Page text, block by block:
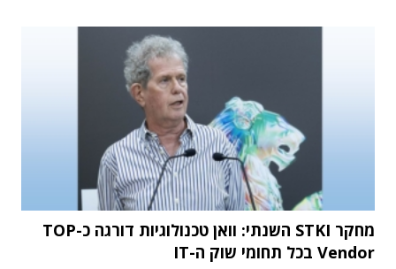
מחקר STKI השנתי: וואן טכנולוגיות דורגה כ-TOP
Vendor בכל תחומי שוק ה-IT